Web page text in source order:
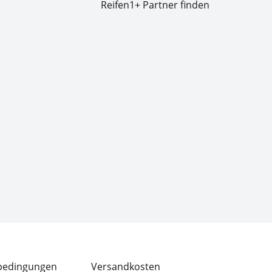
Reifen1+ Partner finden
Versandkosten